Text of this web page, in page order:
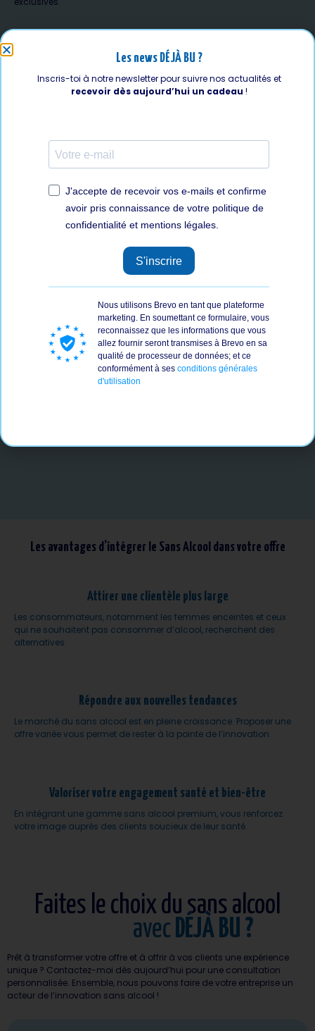
Les avantages d’intégrer le Sans Alcool dans votre offre
Attirer une clientèle plus large
Les consommateurs, notamment les femmes enceintes et ceux
qui ne souhaitent pas consommer d’alcool, recherchent des
alternatives.
Répondre aux nouvelles tendances
Le marché du sans alcool est en pleine croissance. Proposer une
offre variée vous permet de rester à la pointe de l’innovation.
Valoriser votre engagement santé et bien-être
En intégrant une gamme sans alcool premium, vous renforcez
votre image auprès des clients soucieux de leur santé.
Faites le choix du sans alcool
avec DÉJÀ BU ?
Prêt à transformer votre offre et à offrir à vos clients une expérience
unique ? Contactez-moi dès aujourd’hui pour une consultation
personnalisée. Ensemble, nous pouvons faire de votre entreprise un
acteur de l’innovation sans alcool !
Les news DÉJÀ BU ?
Inscris-toi à notre newsletter pour suivre nos actualités et
recevoir dès aujourd’hui un cadeau !
J'accepte de recevoir vos e-mails et confirme
avoir pris connaissance de votre politique de
confidentialité et mentions légales.
S'inscrire
Nous utilisons Brevo en tant que plateforme
marketing. En soumettant ce formulaire, vous
reconnaissez que les informations que vous
allez fournir seront transmises à Brevo en sa
qualité de processeur de données; et ce
conformément à ses conditions générales
d'utilisation